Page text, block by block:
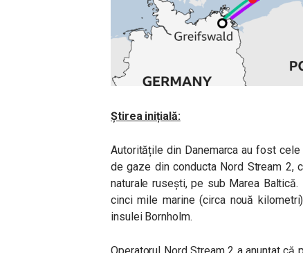
Știrea inițială:
Autoritățile din Danemarca au fost
de gaze din conducta Nord Stream 2,
naturale rusești, pe sub Marea
cinci mile marine (circa nouă
insulei Bornholm.